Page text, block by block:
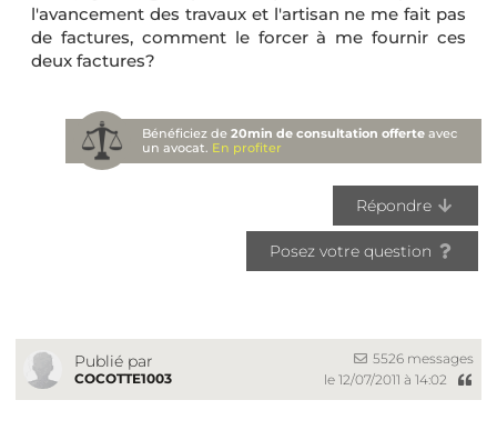
l'avancement des travaux et l'artisan ne me fait pas
de factures, comment le forcer à me fournir ces
deux factures?
Bénéficiez de20min de consultation offerte avec
un avocat. En profiter
Répondre
Posez votre question
Publié par
COCOTTE1003
5526 messages
le 12/07/2011 à 14:02